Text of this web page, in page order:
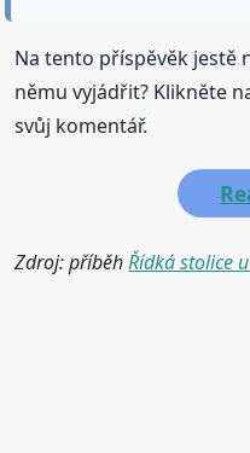
Na tento příspěvěk jestě
němu vyjádřit? Klikněte
svůj komentář.
Zdroj: příběhŘídká stolice